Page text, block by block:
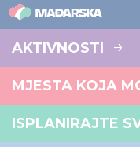
AKTIVNOSTI
MJESTA KOJA
ISPLANIRAJTE